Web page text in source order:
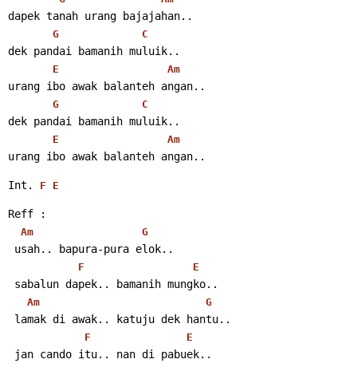
dapek tanah urang bajajahan..
G C
dek pandai bamanih muluik..
E Am
urang ibo awak balanteh angan..
G C
dek pandai bamanih muluik..
E Am
urang ibo awak balanteh angan..
Int. F E
Reff :
Am G
usah.. bapura-pura elok..
F E
sabalun dapek.. bamanih mungko..
Am G
lamak di awak.. katuju dek hantu..
F E
jan cando itu.. nan di pabuek..